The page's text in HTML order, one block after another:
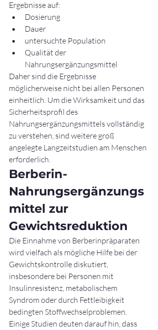
Ergebnisse auf:
Dosierung
Dauer
untersuchte Population
Qualität der
Nahrungsergänzungsmittel
Daher sind die Ergebnisse
möglicherweise nicht bei allen Personen
einheitlich. Um die Wirksamkeit und das
Sicherheitsprofil des
Nahrungsergänzungsmittels vollständig
zu verstehen, sind weitere groß
angelegte Langzeitstudien am Menschen
erforderlich.
Berberin-
Nahrungsergänzungs
mittel zur
Gewichtsreduktion
Die Einnahme von Berberinpräparaten
wird vielfach als mögliche Hilfe bei der
Gewichtskontrolle diskutiert,
insbesondere bei Personen mit
Insulinresistenz, metabolischem
Syndrom oder durch Fettleibigkeit
bedingten Stoffwechselproblemen.
Einige Studien deuten darauf hin, dass